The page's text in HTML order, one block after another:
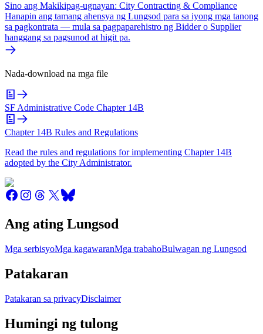
Sino ang Makikipag-ugnayan: City Contracting & Compliance
Hanapin ang tamang ahensya ng Lungsod para sa iyong mga tanong
sa pagkontrata — mula sa pagpaparehistro ng Bidder o Supplier
hanggang sa pagsunod at higit pa.
Nada-download na mga file
SF Administrative Code Chapter 14B
Chapter 14B Rules and Regulations
Read the rules and regulations for implementing Chapter 14B
adopted by the City Administrator.
Ang ating Lungsod
Mga serbisyoMga kagawaranMga trabahoBulwagan ng Lungsod
Patakaran
Patakaran sa privacyDisclaimer
Humingi ng tulong